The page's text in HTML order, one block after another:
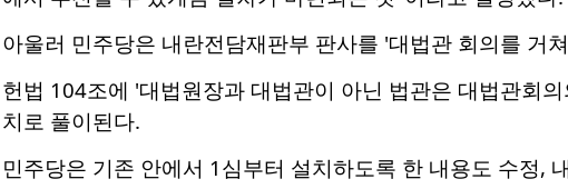
아울러 민주당은 내란전담재판부 판사를 '대법관 회의를 거
헌법 104조에 '대법원장과 대법관이 아닌 법관은 대법관회
치로 풀이된다.
민주당은 기존 안에서 1심부터 설치하도록 한 내용도 수정,